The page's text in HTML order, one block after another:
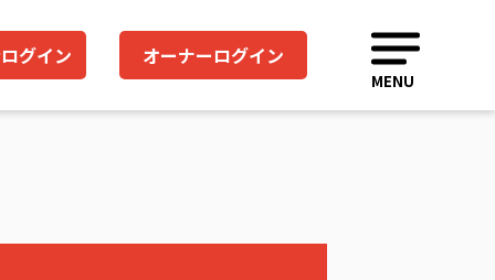
グイン オーナーログイン
MENU